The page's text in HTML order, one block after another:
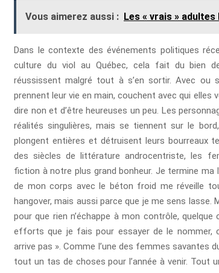
Vous aimerez aussi : Les « vrais »
Dans le contexte des événements politiques
culture du viol au Québec, cela fait du bien
réussissent malgré tout à s’en sortir. Avec ou
prennent leur vie en main, couchent avec qui elles
dire non et d’être heureuses un peu. Les
réalités singulières, mais se tiennent sur le
plongent entières et détruisent leurs bourreaux
des siècles de littérature androcentriste, les
fiction à notre plus grand bonheur. Je termine
de mon corps avec le béton froid me réveille
hangover, mais aussi parce que je me sens
pour que rien n’échappe à mon contrôle,
efforts que je fais pour essayer de le nommer,
arrive pas ». Comme l’une des femmes savantes
tout un tas de choses pour l’année à venir. Tout